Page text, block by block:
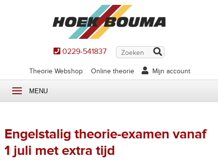
0229-541837
Theorie Webshop Online theorie Mijn account
MENU
Engelstalig theorie-examen vanaf
1 juli met extra tijd